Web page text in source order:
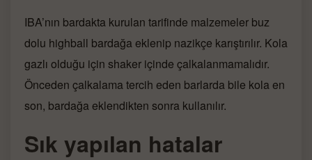
IBA’nın bardakta kurulan tarifinde malzemeler buz
dolu highball bardağa eklenip nazikçe karıştırılır. Kola
gazlı olduğu için shaker içinde çalkalanmamalıdır.
Önceden çalkalama tercih eden barlarda bile kola en
son, bardağa eklendikten sonra kullanılır.
Sık yapılan hatalar